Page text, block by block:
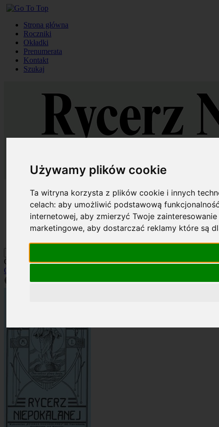
Używamy plików cookie
Ta witryna korzysta z plików cookie i innych
celach:aby umożliwić podstawową
internetowej,aby zmierzyć Twoje
marketingowe,aby dostarczać reklamy które są
Strona główna
Roczniki
Okładki
Prenumerata
Kontakt
Szukaj
Strona główna
Roczniki
Okładki
Prenumerata
Kontakt
Okładka: RN 1/1932
Okładki